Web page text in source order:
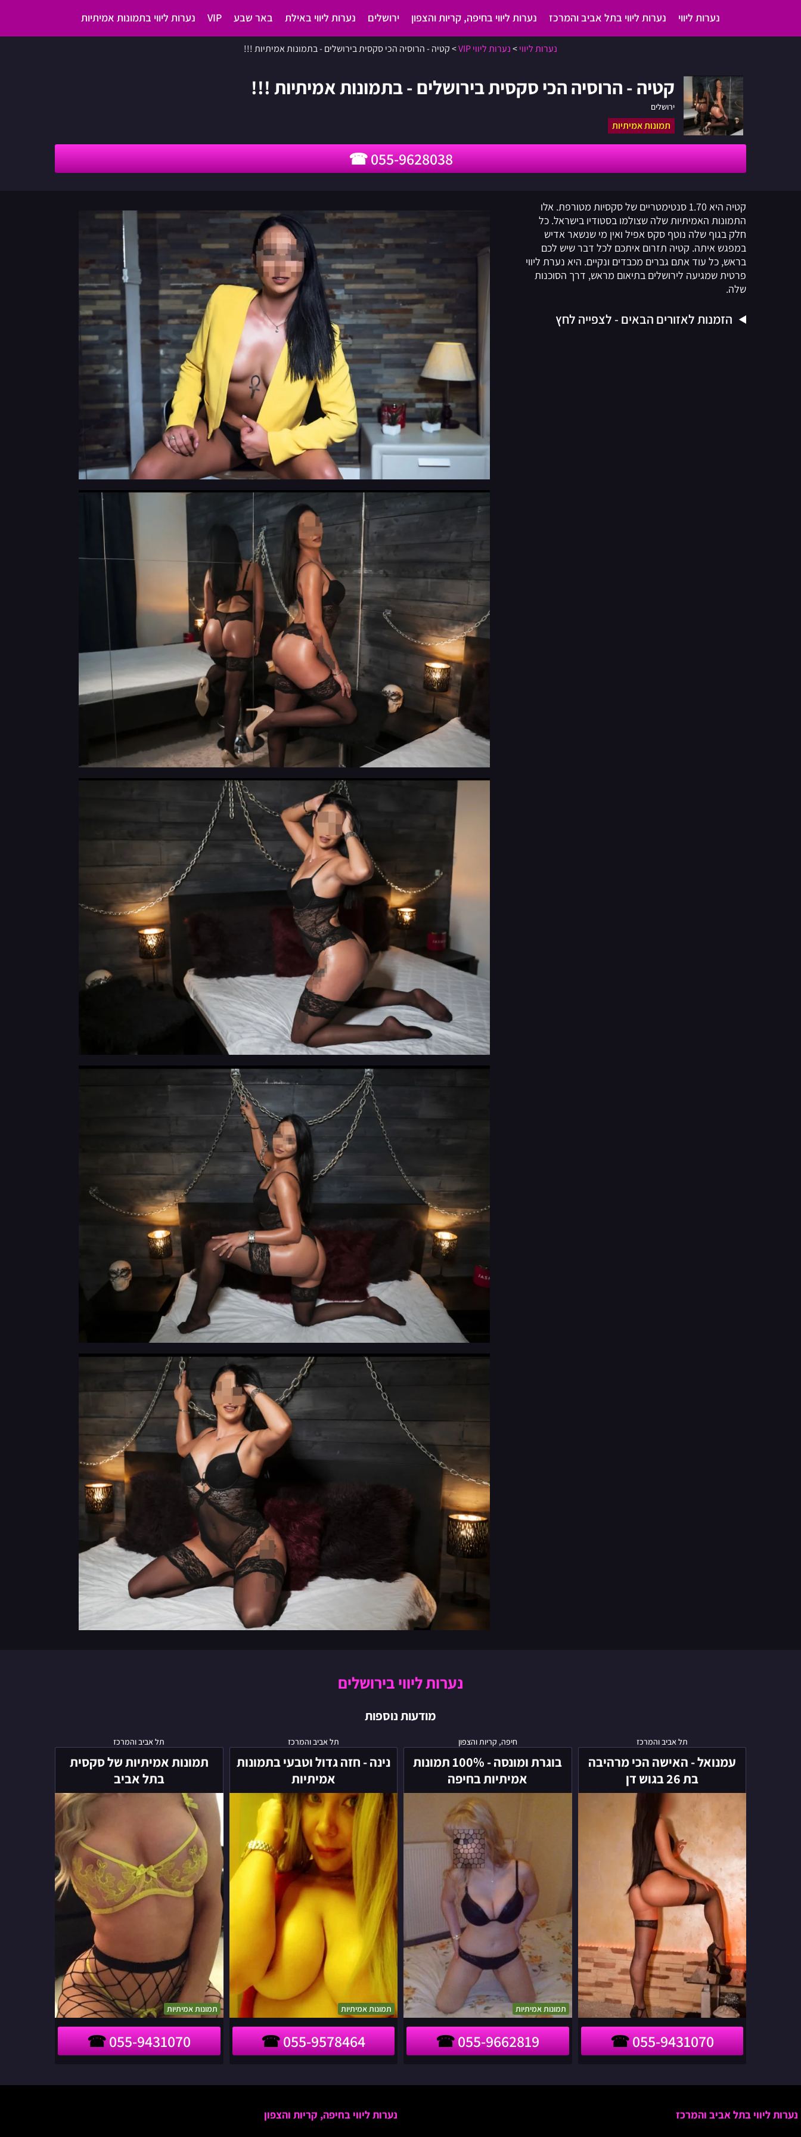
נערות ליווי נערות ליווי בתל אביב והמרכז נערות ליווי בחיפה, קריות והצפון ירושלים נערות ליווי באילת באר שבע VIP נערות ליווי בתמונות אמיתיות
נערות ליווי>נערות ליווי VIP >קטיה - הרוסיה הכי סקסית בירושלים - בתמונות אמיתיות !!!
קטיה - הרוסיה הכי סקסית בירושלים - בתמונות אמיתיות !!!
ירושלים
תמונות אמיתיות
055-9628038
קטיה היא 1.70 סנטימטריים של סקסיות מטורפת. אלו
התמונות האמיתיות שלה שצולמו בסטודיו בישראל. כל
חלק בגוף שלה נוטף סקס אפיל ואין מי שנשאר אדיש
במפגש איתה. קטיה תזרום איתכם לכל דבר שיש לכם
בראש, כל עוד אתם גברים מכבדים ונקיים. היא נערת ליווי
פרטית שמגיעה לירושלים בתיאום מראש, דרך הסוכנות
שלה.
הזמנות לאזורים הבאים - לצפייה לחץ
נערות ליווי בירושלים
מודעות נוספות
תל אביב והמרכז
עמנואל - האישה הכי מרהיבה
בת 26 בגוש דן
055-9431070
עמנואל
-
האישה
הכי
מרהיבה
בת
26
בגוש
דן
חיפה, קריות והצפון
בוגרת ומונסה - 100% תמונות
אמיתיות בחיפה
תמונות אמיתיות
055-9662819
בוגרת
ומונסה
100%
תמונות
אמיתיות
בחיפה
תל אביב והמרכז
נינה - חזה גדול וטבעי בתמונות
אמיתיות
תמונות אמיתיות
055-9578464
נינה
-
חזה
גדול
וטבעי
בתמונות
אמיתיות
תל אביב והמרכז
תמונות אמיתיות של סקסית
בתל אביב
תמונות אמיתיות
055-9431070
תמונות
אמיתיות
של
סקסית
בתל
נערות ליווי בתל אביב והמרכז נערות ליווי בחיפה, קריות והצפון